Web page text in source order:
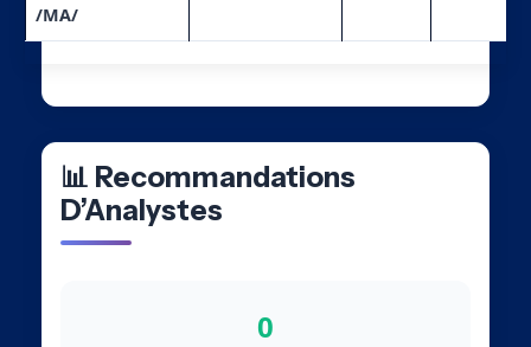
/MA/
📊 Recommandations
D’Analystes
0